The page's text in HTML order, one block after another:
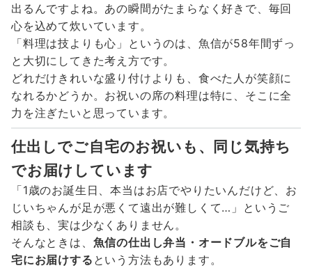
出るんですよね。あの瞬間がたまらなく好きで、毎回
心を込めて炊いています。
「料理は技よりも心」というのは、魚信が58年間ずっ
と大切にしてきた考え方です。
どれだけきれいな盛り付けよりも、食べた人が笑顔に
なれるかどうか。お祝いの席の料理は特に、そこに全
力を注ぎたいと思っています。
仕出しでご自宅のお祝いも、同じ気持ち
でお届けしています
「1歳のお誕生日、本当はお店でやりたいんだけど、お
じいちゃんが足が悪くて遠出が難しくて…」というご
相談も、実は少なくありません。
そんなときは、 魚信の仕出し弁当・オードブルをご自
宅にお届けする という方法もあります。